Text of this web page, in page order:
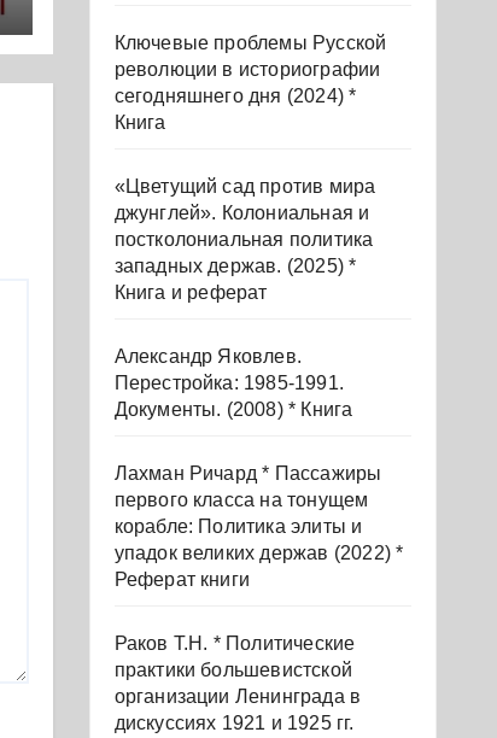
Ключевые проблемы Русской
революции в историографии
сегодняшнего дня (2024) *
Книга
«Цветущий сад против мира
джунглей». Колониальная и
постколониальная политика
западных держав. (2025) *
Книга и реферат
Александр Яковлев.
Перестройка: 1985-1991.
Документы. (2008) * Книга
Лахман Ричард * Пассажиры
первого класса на тонущем
корабле: Политика элиты и
упадок великих держав (2022) *
Реферат книги
Раков Т.Н. * Политические
практики большевистской
организации Ленинграда в
дискуссиях 1921 и 1925 гг.